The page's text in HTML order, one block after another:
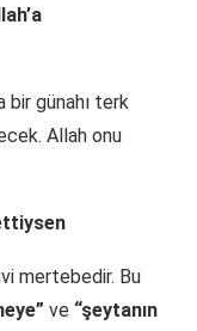
bir günahı terk
Allah onu
mertebedir. Bu
ve “şeytanın